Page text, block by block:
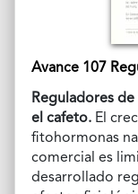
Avance 107
Reguladores
el cafeto. El
fitohormonas
comercial es
desarrollado